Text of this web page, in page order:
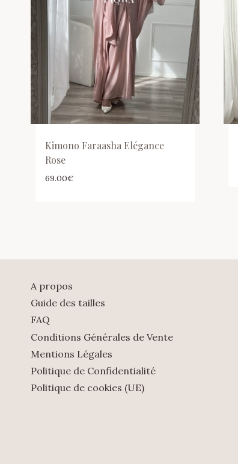
Kimono Faraasha Elégance
Rose
69.00€
A propos
Guide des tailles
FAQ
Conditions Générales de Vente
Mentions Légales
Politique de Confidentialité
Politique de cookies (UE)